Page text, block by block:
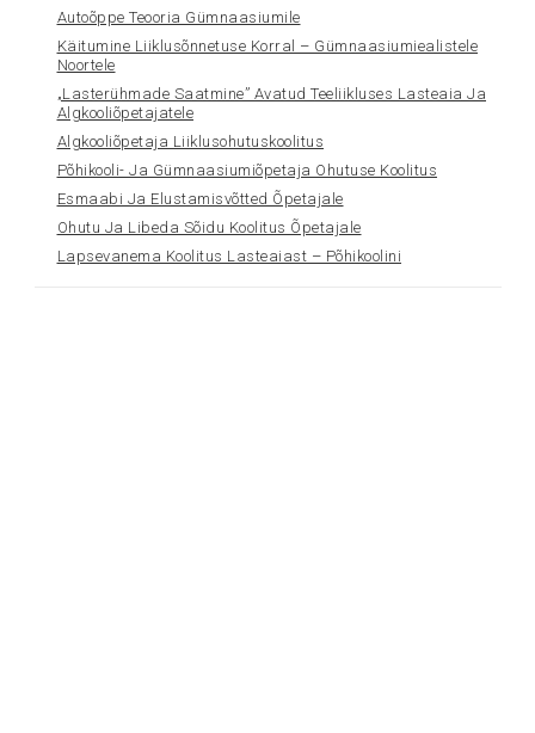
Autoõppe Teooria Gümnaasiumile
Käitumine Liiklusõnnetuse Korral – Gümnaasiumiealistele
Noortele
„Lasterühmade Saatmine” Avatud Teeliikluses Lasteaia Ja
Algkooliõpetajatele
Algkooliõpetaja Liiklusohutuskoolitus
Põhikooli- Ja Gümnaasiumiõpetaja Ohutuse Koolitus
Esmaabi Ja Elustamisvõtted Õpetajale
Ohutu Ja Libeda Sõidu Koolitus Õpetajale
Lapsevanema Koolitus Lasteaiast – Põhikoolini